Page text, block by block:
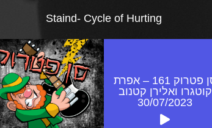
Staind- Cycle of Hurting
סן פטרוק 161 – אפרת
קוטגרו ואלירן קטנוב
30/07/2023